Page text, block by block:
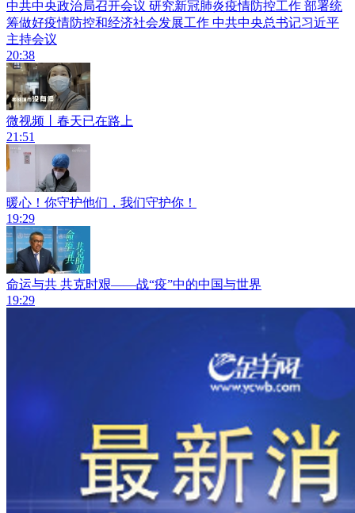
中共中央政治局召开会议 研究新冠肺炎疫情防控工作 部署统
筹做好疫情防控和经济社会发展工作 中共中央总书记习近平
主持会议
20:38
微视频丨春天已在路上
21:51
暖心！你守护他们，我们守护你！
19:29
命运与共 共克时艰——战“疫”中的中国与世界
19:29